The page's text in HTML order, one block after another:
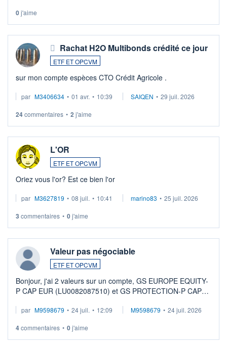
0j'aime
Rachat H2O Multibonds crédité ce jour
ETF ET OPCVM
sur mon compte espèces CTO Crédit Agricole .
par M3406634 • 01 avr. • 10:39 SAIQEN • 29 juil. 2026
24commentaires • 2 j'aime
L'OR
ETF ET OPCVM
Oriez vous l'or? Est ce bien l'or
par M3627819 • 08 juil. • 10:41 marino83 • 25 juil. 2026
3 commentaires • 0j'aime
Valeur pas négociable
ETF ET OPCVM
Bonjour, j'ai 2 valeurs sur un compte, GS EUROPE EQUITY-
P CAP EUR (LU0082087510) et GS PROTECTION-P CAP
veux procéder à la vente, on me signale ...
par M9598679 • 24 juil. • 12:09 M9598679 • 24 juil. 2026
4commentaires • 0j'aime